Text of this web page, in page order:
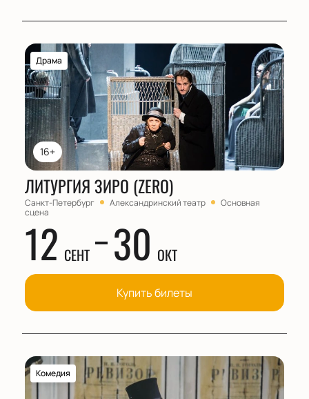
16+
Драма
ЛИТУРГИЯ ЗИРО (ZERO)
Санкт-Петербург Александринский театр
Основная
сцена
12 СЕНТ 30 ОКТ
Купить билеты
Комедия